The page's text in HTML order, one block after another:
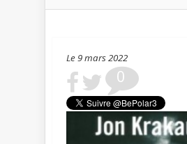
Le 9 mars 2022
0